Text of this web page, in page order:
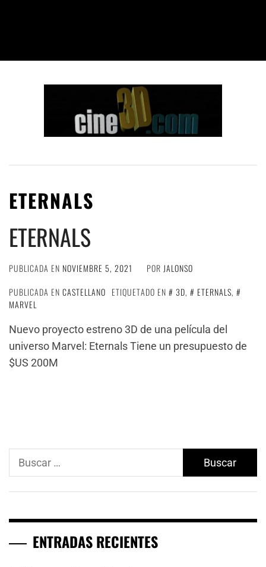
ETERNALS
ETERNALS
PUBLICADA EN NOVIEMBRE 5, 2021 POR JALONSO
PUBLICADA EN CASTELLANO ETIQUETADO EN 3D, ETERNALS,
MARVEL
Nuevo proyecto estreno 3D de una película del
universo Marvel: Eternals Tiene un presupuesto de
$US 200M
Buscar:
ENTRADAS RECIENTES